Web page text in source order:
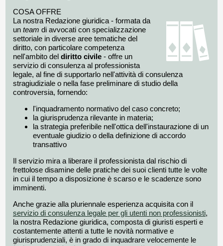
COSA OFFRE
La nostra Redazione giuridica - formata da
un team di avvocati con specializzazione
settoriale in diverse aree tematiche del
diritto, con particolare competenza
nell'ambito del diritto civile - offre un
servizio di consulenza al professionista
legale, al fine di supportarlo nell'attività di consulenza
stragiudiziale o nella fase preliminare di studio della
controversia, fornendo:
l'inquadramento normativo del caso concreto;
la giurisprudenza rilevante in materia;
la strategia preferibile nell'ottica dell'instaurazione di un
eventuale giudizio o della definizione di accordo
transattivo
Il servizio mira a liberare il professionista dal rischio di
frettolose disamine delle pratiche dei suoi clienti tutte le volte
in cui il tempo a disposizione è scarso e le scadenze sono
imminenti.
Anche grazie alla pluriennale esperienza acquisita con il
servizio di consulenza legale per gli utenti non professionisti,
la nostra Redazione giuridica, composta di giuristi esperti e
costantemente attenti a tutte le novità normative e
giurisprudenziali, è in grado di inquadrare velocemente le